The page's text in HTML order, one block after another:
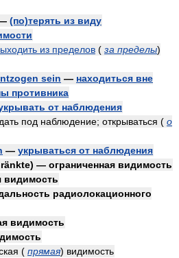
(по)терять из виду
из пределов ( за пределы)
sein — находиться вне
противника
от наблюдения
под наблюдение; открываться ( о
— укрываться от наблюдения
— ограниченная видимость
видимость
радиолокационного
видимость
( прямая) видимость